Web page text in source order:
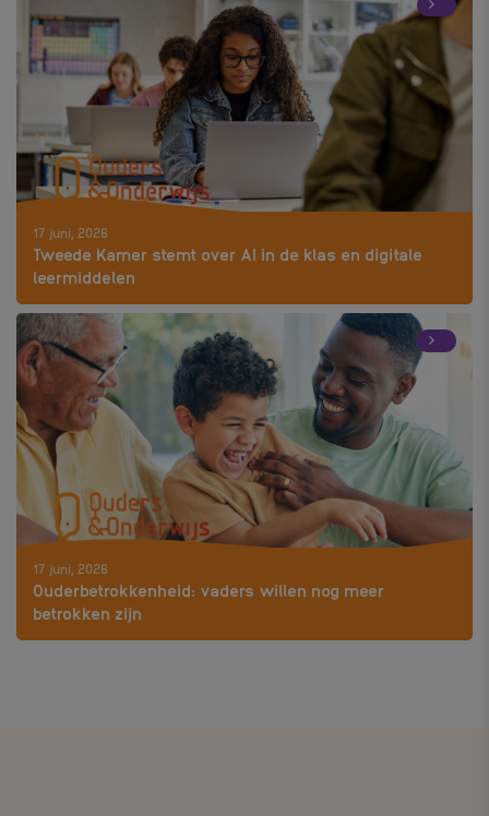
17 juni, 2026
Tweede Kamer stemt over AI in de klas en digitale
leermiddelen
17 juni, 2026
Ouderbetrokkenheid: vaders willen nog meer
betrokken zijn